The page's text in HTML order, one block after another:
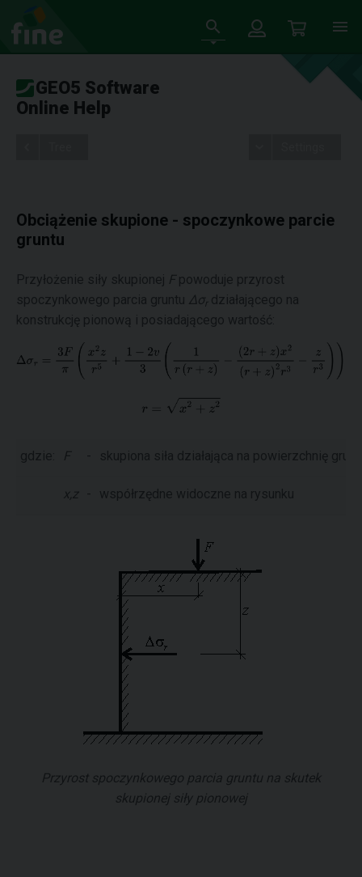
GEO5 Software
Online Help
Obciążenie skupione - spoczynkowe parcie
gruntu
Przyłożenie siły skupionej F powoduje przyrost
spoczynkowego parcia gruntu Δσr działającego na
konstrukcję pionową i posiadającego wartość:
gdzie: F - skupiona siła działająca na powierzchnię
x,z - współrzędne widoczne na rysunku
Przyrost spoczynkowego parcia gruntu na skutek
skupionej siły pionowej